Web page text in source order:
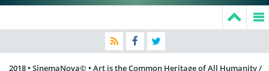
2018 • SinemaNova© • Art is the Common Heritage of All Humanity /